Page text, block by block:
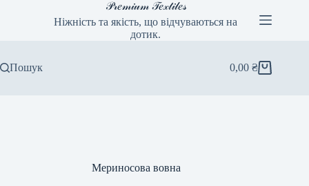
𝒫𝓇𝑒𝓂𝒾𝓊𝓂 𝒯𝑒𝓍𝓉𝒾𝓁𝑒𝓈
Ніжність та якість, що відчуваються на
дотик.
Пошук Кошик
0,00₴
Мериносова вовна